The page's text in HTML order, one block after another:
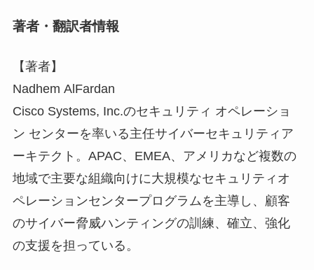
著者・翻訳者情報
【著者】
Nadhem AlFardan
Cisco Systems, Inc.のセキュリティ オペレーショ
ン センターを率いる主任サイバーセキュリティア
ーキテクト。APAC、EMEA、アメリカなど複数の
地域で主要な組織向けに大規模なセキュリティオ
ペレーションセンタープログラムを主導し、顧客
のサイバー脅威ハンティングの訓練、確立、強化
の支援を担っている。